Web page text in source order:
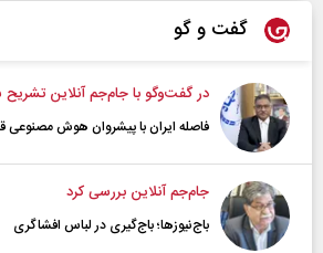
گفت و گو
در گفت‌و‌گو با جام‌جم آنلاین
فاصله ایران با پیشرو‌ان هوش مصنوعی
جام‌جم آنلاین بررسی کرد
باج‌نیوزها؛ باج‌گیری در لباس افشاگری